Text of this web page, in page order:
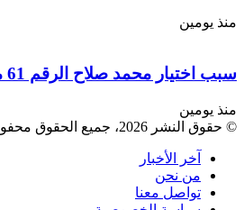
محمد صلاح الرقم 61 مع طرابزون سبور؟
جميع الحقوق محفوظة |
الأخبار
نحن
معنا